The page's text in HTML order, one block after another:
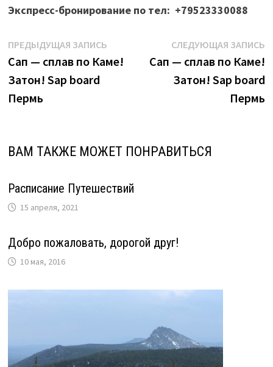
Экспресс-бронирование по тел: +79523330088
Навигация
по
записям
ПРЕДЫДУЩАЯ ЗАПИСЬПредыдущая
запись:
Сап — сплав по Каме!
Затон! Sap board
Пермь
СЛЕДУЮЩАЯ ЗАПИСЬ
Сап — сплав по Каме!
Затон! Sap board
Пермь
ВАМ ТАКЖЕ МОЖЕТ ПОНРАВИТЬСЯ
Расписание Путешествий
15 апреля, 2021
Добро пожаловать, дорогой друг!
10 мая, 2016